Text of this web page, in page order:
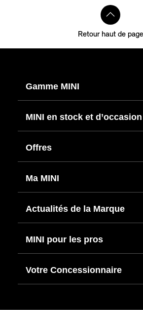
Retour haut de page
Gamme MINI
MINI en stock et d’occasion
Offres
Ma MINI
Actualités de la Marque
MINI pour les pros
Votre Concessionnaire